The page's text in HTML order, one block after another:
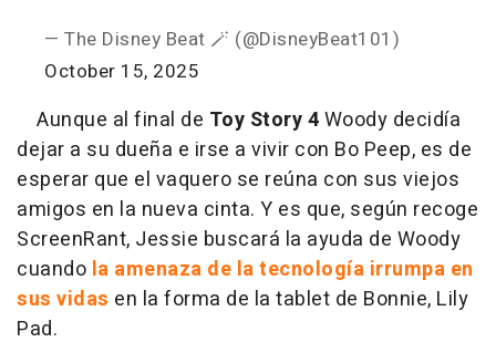
— The Disney Beat 🪄 (@DisneyBeat101)
October 15, 2025
Aunque al final de Toy Story 4Woody decidía
dejar a su dueña e irse a vivir con Bo Peep, es de
esperar que el vaquero se reúna con sus viejos
amigos en la nueva cinta. Y es que, según recoge
ScreenRant, Jessie buscará la ayuda de Woody
cuando la amenaza de la tecnología irrumpa en
sus vidas en la forma de la tablet de Bonnie, Lily
Pad.